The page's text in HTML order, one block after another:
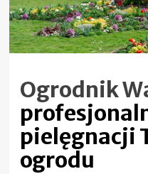
Ogrodnik
pielęgnacji
ogrodu